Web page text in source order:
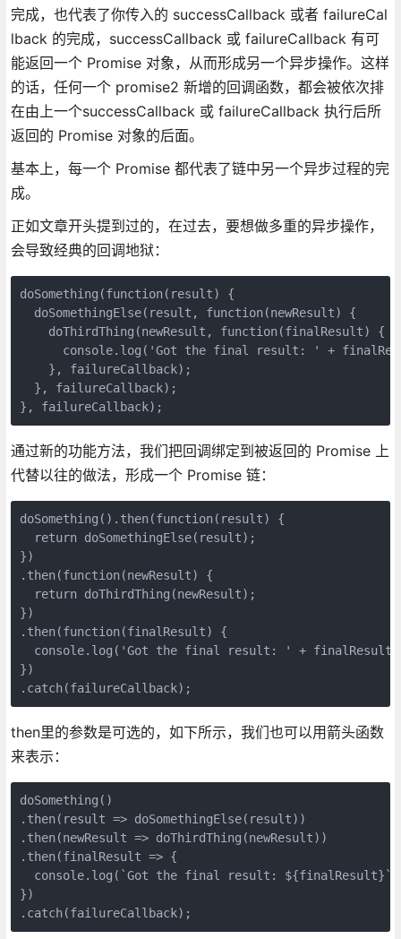
完成，也代表了你传入的 successCallback 或者 failureCal
lback 的完成，successCallback 或 failureCallback 有可
能返回一个 Promise 对象，从而形成另一个异步操作。这样
的话，任何一个 promise2 新增的回调函数，都会被依次排
在由上一个successCallback 或 failureCallback 执行后所
返回的 Promise 对象的后面。
基本上，每一个 Promise 都代表了链中另一个异步过程的完
成。
正如文章开头提到过的，在过去，要想做多重的异步操作，
会导致经典的回调地狱：
doSomething(function(result) {
  doSomethingElse(result, function(newResult) {
    doThirdThing(newResult, function(finalResult) {
console.log('Got the final result: ' +
    }, failureCallback);
  }, failureCallback);
通过新的功能方法，我们把回调绑定到被返回的 Promise 上
代替以往的做法，形成一个 Promise 链：
doSomething().then(function(result) {
  return doSomethingElse(result);
})
.then(function(newResult) {
  return doThirdThing(newResult);
})
.then(function(finalResult) {
console.log('Got the final result: ' +
})
.catch(failureCallback);
then里的参数是可选的，如下所示，我们也可以用箭头函数
来表示：
doSomething()
.then(result => doSomethingElse(result))
.then(newResult => doThirdThing(newResult))
.then(finalResult => {
console.log(`Got the final result:
})
.catch(failureCallback);